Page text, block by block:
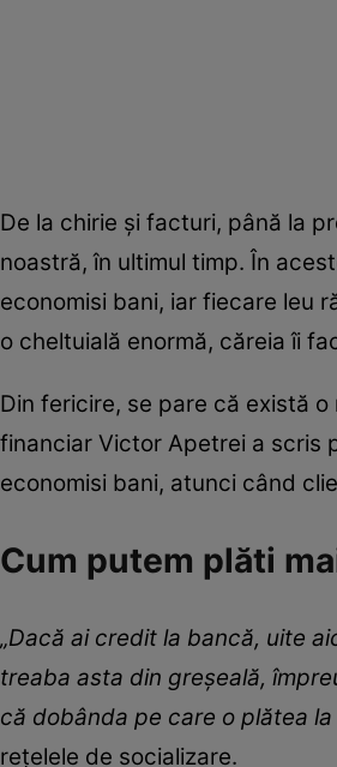
De la chirie și facturi, până la
noastră, în ultimul timp. În
economisi bani, iar fiecare leu
o cheltuială enormă, căreia îi
Din fericire, se pare că există
financiar Victor Apetrei a scris
economisi bani, atunci când
Cum putem plăti
„Dacă ai credit la bancă, uite
treaba asta din greșeală,
că dobânda pe care o plătea
rețelele de socializare.